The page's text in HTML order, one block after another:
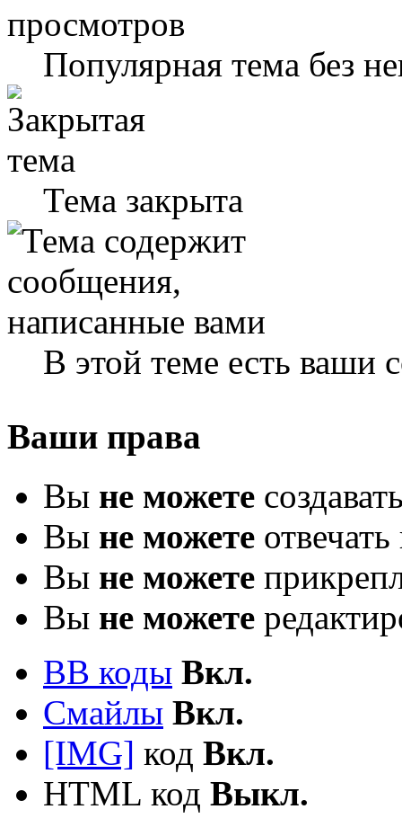
Популярная тема без
Тема закрыта
В этой теме есть ваши
Ваши права
Вы не можете
Вы не можете
Вы не можете
Вы не можете
BB коды Вкл.
Смайлы Вкл.
[IMG] код Вкл.
HTML код Выкл.